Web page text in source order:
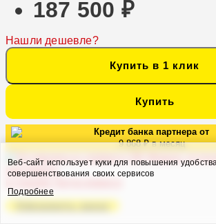
187 500 ₽
Нашли дешевле?
Купить в 1 клик
Купить
Кредит банка партнера от
9 868 ₽ в месяц
Можно
настроить
Веб-сайт использует куки для повышения
совершенствования своих сервисов
Подробнее